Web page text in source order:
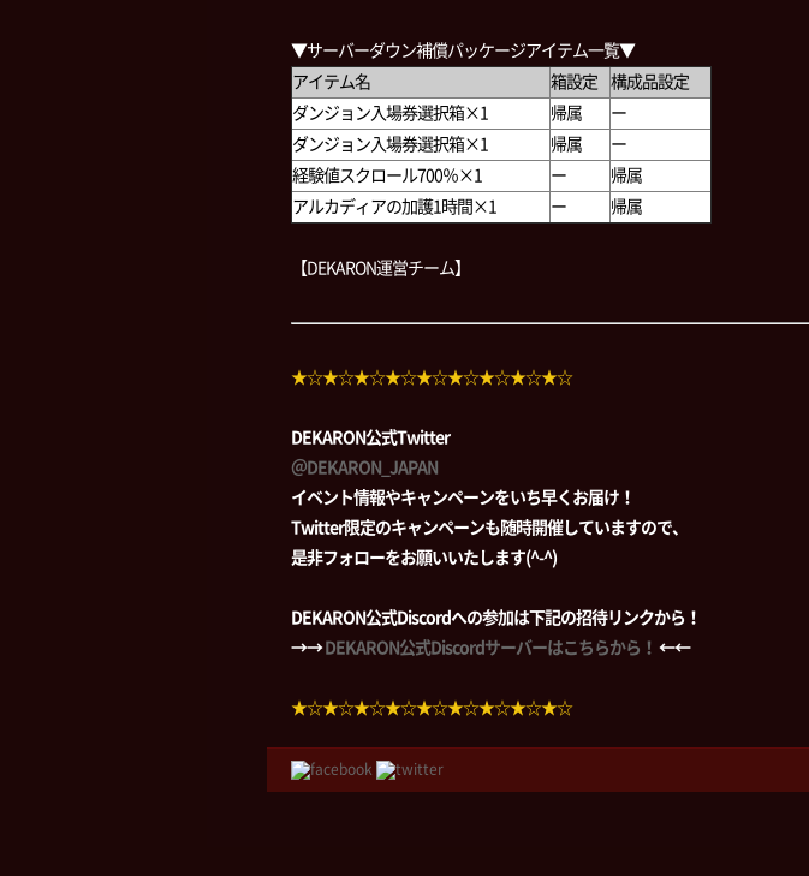
▼サーバーダウン補償パッケージアイテム一覧▼
アイテム名
箱設定
構成品設定
ダンジョン入場券選択箱×1
帰属
ー
ダンジョン入場券選択箱×1
帰属
ー
経験値スクロール700％×1
ー
帰属
アルカディアの加護1時間×1
ー 帰属
【DEKARON運営チーム】
★☆★☆★☆★☆★☆★☆★☆★☆★☆
DEKARON公式Twitter
＠DEKARON_JAPAN
イベント情報やキャンペーンをいち早くお届け！
Twitter限定のキャンペーンも随時開催していますので、
是非フォローをお願いいたします(^-^)
DEKARON公式Discordへの参加は下記の招待リンクから！
→→DEKARON公式Discordサーバーはこちらから！ ←←
★☆★☆★☆★☆★☆★☆★☆★☆★☆